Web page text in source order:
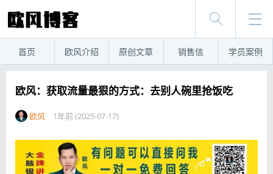
首页 欧风介绍 原创文章 销售信 学员案例
欧风：获取流量最狠的方式：去别人碗里抢饭吃
欧风 1年前 (2025-07-17)